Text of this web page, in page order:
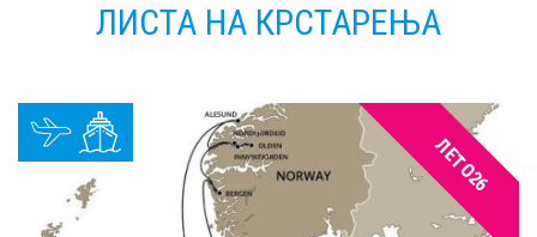
ЛИСТА НА КРСТАРЕЊА
ЛЕТО26